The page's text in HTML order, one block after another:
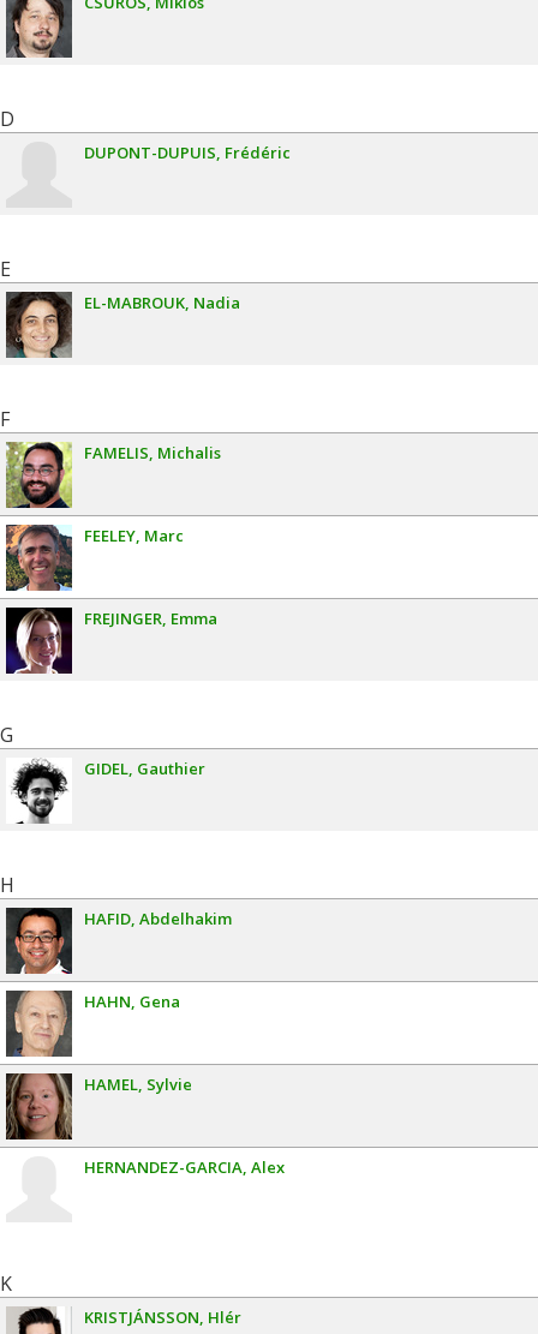
D
DUPONT-DUPUIS Frédéric
E
EL-MABROUK Nadia
F
FAMELIS Michalis
FEELEY Marc
FREJINGER Emma
G
GIDEL Gauthier
H
HAFID Abdelhakim
HAHN Gena
HAMEL Sylvie
HERNANDEZ-GARCIA Alex
K
KRISTJÁNSSON Hlér